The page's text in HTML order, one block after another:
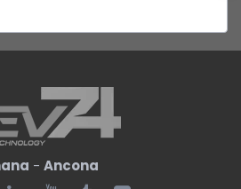
- Ancona